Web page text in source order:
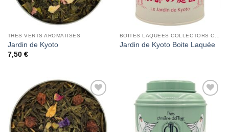
THÉS VERTS AROMATISÉS
Jardin de Kyoto
7,50 €
Jardin de Kyoto Boite Laquée
Add to
Wishlist
Add to